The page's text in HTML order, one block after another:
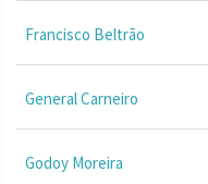
Francisco Beltrão
General Carneiro
Godoy Moreira